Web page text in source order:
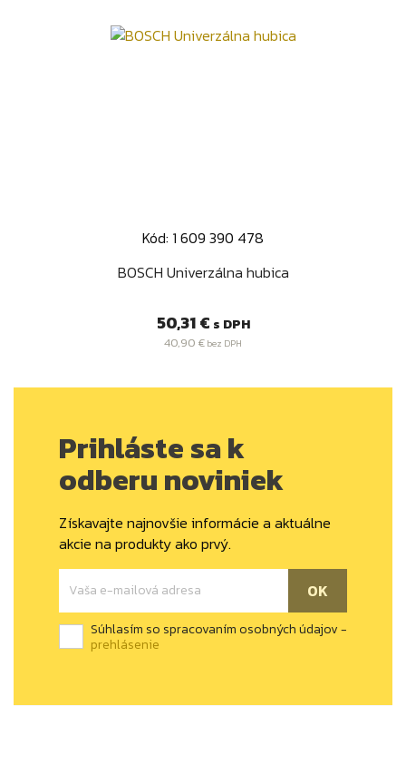
Kód: 1 609 390 478
BOSCH Univerzálna hubica
Cena
50,31 € s DPH
40,90 € bez DPH
Prihláste sa k
odberu noviniek
Získavajte najnovšie informácie a aktuálne
akcie na produkty ako prvý.
Súhlasím so spracovaním osobných údajov -
prehlásenie